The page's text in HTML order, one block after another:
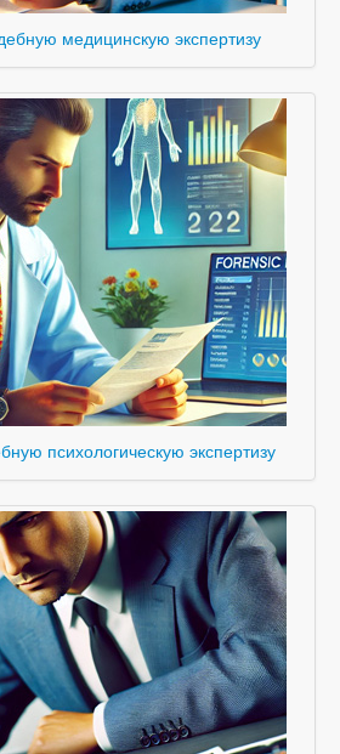
медицинскую экспертизу
психологическую экспертизу